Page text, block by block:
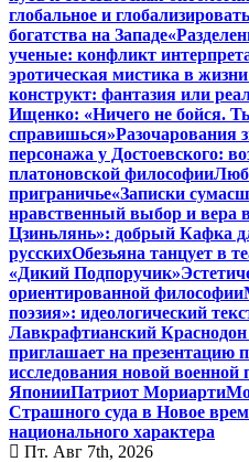
глобальное и
богатства на Западе
ученые: конфликт
эротическая мистика в
конструкт: фантазия или
Ищенко: «Ничего не бойся.
справишься»Разочарования
персонажа у Достоевского:
платоновской философии
приграничье«Записки
нравственный выбор и вера
Цзиньлянь»: добрый Кафка
русскихОбезьяна танцует в
«Дикий Подпоручик»
ориентированной философии
поэзия»: идеологический
Лавкрафтианский Краснодон
приглашает на презентацию
исследования новой военной
ЯпонииПатриот Мориарти
Страшного суда в Новое
национального характера
Пт. Авг 7th, 2026